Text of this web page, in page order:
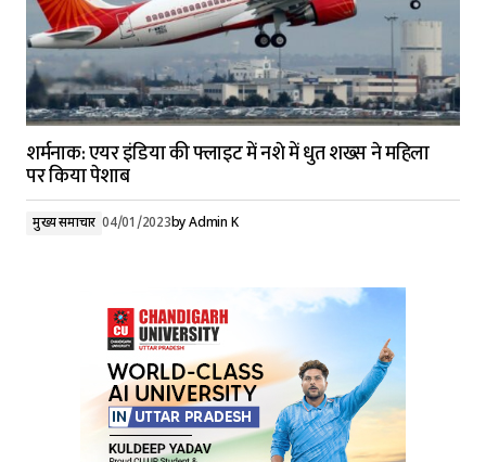
शर्मनाक: एयर इंडिया की फ्लाइट में नशे में धुत शख्स ने महिला
पर किया पेशाब
मुख्य समाचार 04/01/2023byAdmin K